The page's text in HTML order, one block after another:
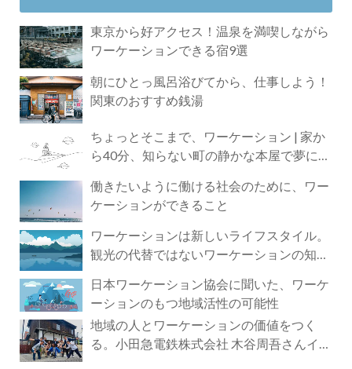
東京から好アクセス！温泉を満喫しながら
ワーケーションできる宿9選
朝にひとっ風呂浴びてから、仕事しよう！
関東のおすすめ銭湯
ちょっとそこまで、ワーケーション | 家か
ら40分、知らない町の静かな本屋で夢に近
働きたいように働ける社会のために、ワー
ケーションができること
ワーケーションは新しいライフスタイル。
観光の代替ではないワーケーションの知ら
日本ワーケーション協会に聞いた、ワーケ
ーションのもつ地域活性の可能性
地域の人とワーケーションの価値をつく
る。小田急電鉄株式会社 木谷周吾さんイン